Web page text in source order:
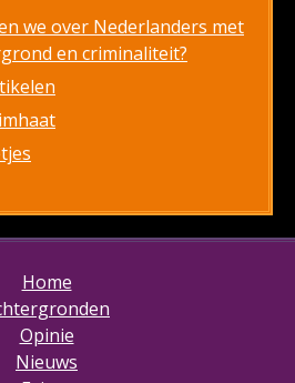
we over Nederlanders met
en criminaliteit?
Home
Opinie
Nieuws